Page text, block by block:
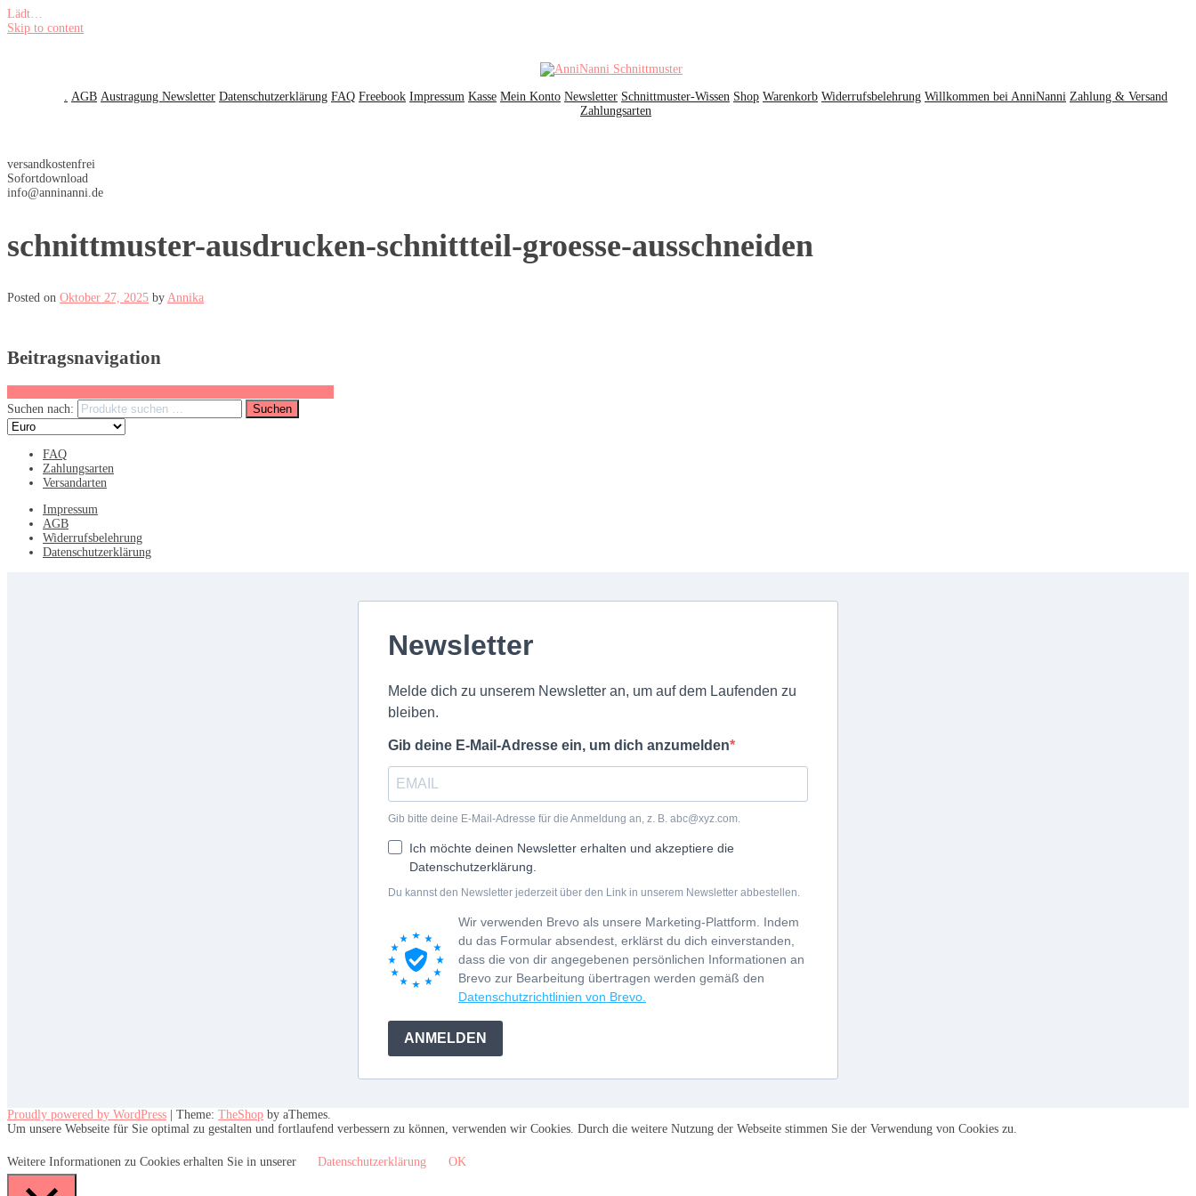
Lädt…
Skip to content
. AGB Austragung Newsletter Datenschutzerklärung FAQ Freebook Impressum Kasse Mein Konto Newsletter Schnittmuster-Wissen Shop Warenkorb Widerrufsbelehrung Willkommen bei AnniNanni Zahlung & Versand
Zahlungsarten
versandkostenfrei
Sofortdownload
info@anninanni.de
schnittmuster-ausdrucken-schnittteil-groesse-ausschneiden
Posted on Oktober 27, 2025 by Annika
Beitragsnavigation
Suchen nach:
Suchen
FAQ
Zahlungsarten
Versandarten
Impressum
AGB
Widerrufsbelehrung
Datenschutzerklärung
Newsletter
Melde dich zu unserem Newsletter an, um auf dem Laufenden zu
bleiben.
Gib deine E-Mail-Adresse ein, um dich anzumelden
Gib bitte deine E-Mail-Adresse für die Anmeldung an, z. B. abc@xyz.com.
Ich möchte deinen Newsletter erhalten und akzeptiere die
Datenschutzerklärung.
Du kannst den Newsletter jederzeit über den Link in unserem Newsletter abbestellen.
Wir verwenden Brevo als unsere Marketing-Plattform. Indem
du das Formular absendest, erklärst du dich einverstanden,
dass die von dir angegebenen persönlichen Informationen an
Brevo zur Bearbeitung übertragen werden gemäß den
Datenschutzrichtlinien von Brevo.
ANMELDEN
Proudly powered by WordPress | Theme: TheShop by aThemes.
Um unsere Webseite für Sie optimal zu gestalten und fortlaufend verbessern zu können, verwenden wir Cookies. Durch die weitere Nutzung der Webseite stimmen Sie der Verwendung von Cookies zu.
Weitere Informationen zu Cookies erhalten Sie in unserer Datenschutzerklärung OK